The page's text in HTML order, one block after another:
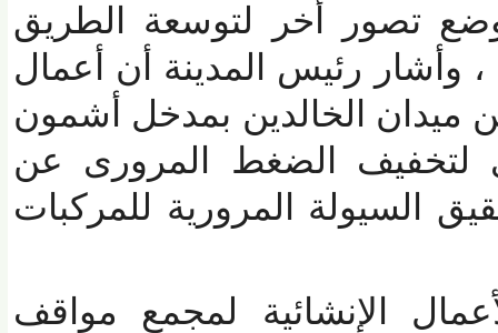
تصور أخر لتوسعة الطريق
رئيس المدينة أن أعمال
ميدان الخالدين بمدخل أشمون
الضغط المرورى عن
المرورية للمركبات
الإنشائية لمجمع مواقف